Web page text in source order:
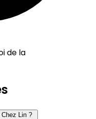
de la
Chez Lin ?